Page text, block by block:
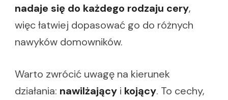
nadaje się do każdego rodzaju cery,
więc łatwiej dopasować go do różnych
nawyków domowników.
Warto zwrócić uwagę na kierunek
działania: nawilżający i kojący. To cechy,